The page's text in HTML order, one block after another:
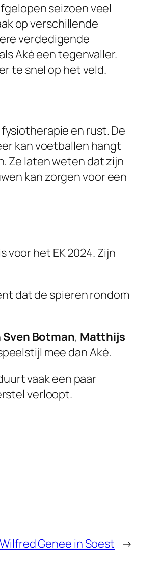
seizoen veel
op verschillende
verdedigende
Aké een tegenvaller.
te snel op het veld.
en rust. De
kan voetballen hangt
Ze laten weten dat zijn
kan zorgen voor een
voor het EK 2024. Zijn
dat de spieren rondom
Sven Botman, Matthijs
mee dan Aké.
vaak een paar
verloopt.
Genee in Soest →